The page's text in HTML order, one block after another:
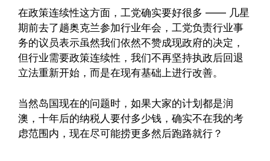
在政策连续性这方面，工党确实要好很多 —— 几星
期前去了趟奥克兰参加行业年会，工党负责行业事
务的议员表示虽然我们依然不赞成现政府的决定，
但行业需要政策连续性，我们不再坚持执政后回退
立法重新开始，而是在现有基础上进行改善。
当然岛国现在的问题时，如果大家的计划都是润
澳，十年后的纳税人要付多少钱，确实不在我的考
虑范围内，现在尽可能捞更多然后跑路就行？